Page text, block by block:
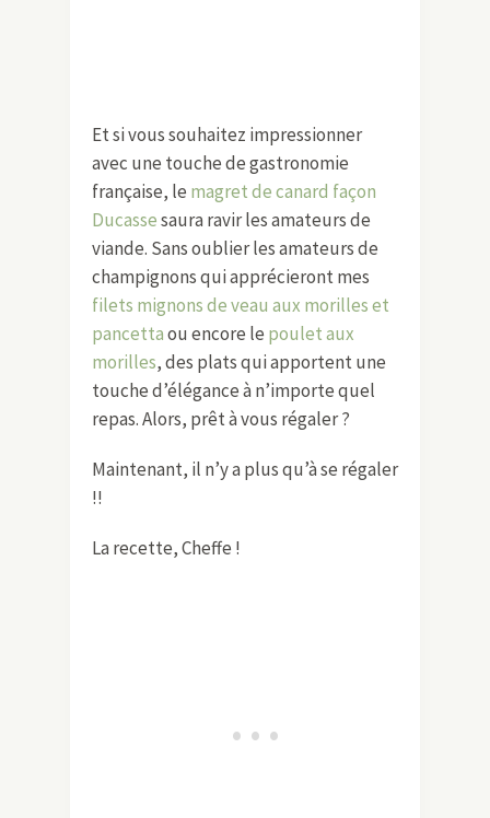
Et si vous souhaitez impressionner
avec une touche de gastronomie
française, le magret de canard façon
Ducassesaura ravir les amateurs de
viande. Sans oublier les amateurs de
champignons qui apprécieront mes
filets mignons de veau aux morilles et
pancettaou encore le poulet aux
morilles, des plats qui apportent une
touche d’élégance à n’importe quel
repas. Alors, prêt à vous régaler ?
Maintenant, il n’y a plus qu’à se régaler
!!
La recette, Cheffe !